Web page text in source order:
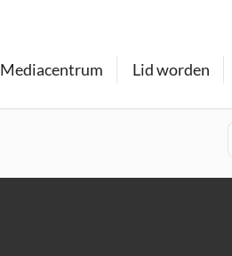
Mediacentrum Lid worden